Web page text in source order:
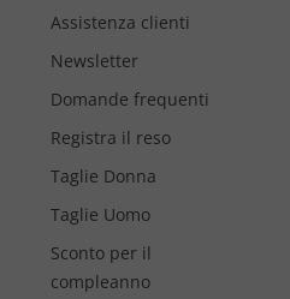
Assistenza clienti
Newsletter
Domande frequenti
Registra il reso
Taglie Donna
Taglie Uomo
Sconto per il
compleanno